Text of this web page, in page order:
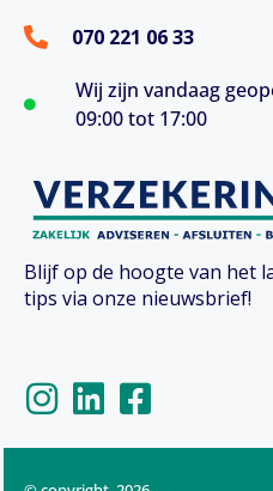
070 221 06 33
Wij zijn vandaag
09:00 tot 17:00
Blijf op de hoogte van het
tips via onze nieuwsbrief!
n
s
t
i
n
k
a
c
e